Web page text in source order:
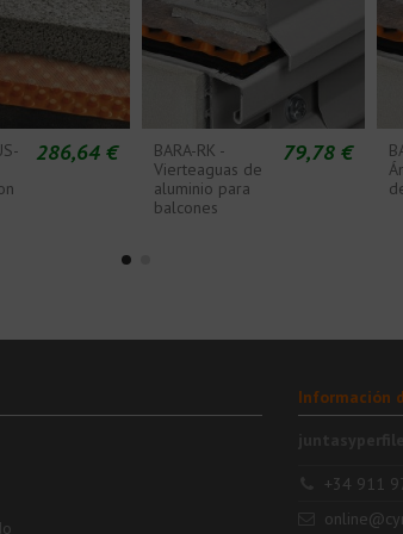
286,64 €
BARA-RK -
Vierteaguas de
aluminio para
balcones
79,78 €
Información
+34 911